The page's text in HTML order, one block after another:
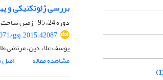
بررسی ژئوتکنیکی و
دوره 24، 95- زمین ساخت، بهار 1394، صفحه
gsj.2015.42087
یوسف علاء دین، مرتضی
مشاهده مقاله
اصل